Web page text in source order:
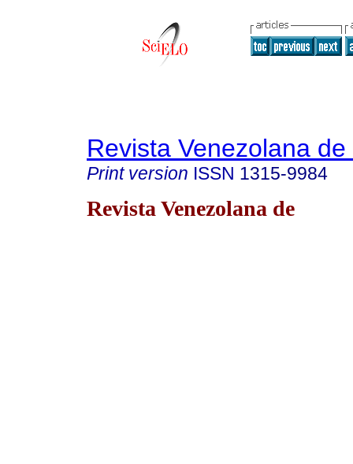
Revista Venezolana
Print version ISSN 1315-9984
Revista Venezolana de